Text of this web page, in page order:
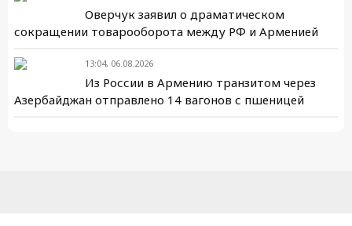
Оверчук заявил о драматическом
сокращении товарооборота между РФ и Арменией
13:04, 06.08.2026
Из России в Армению транзитом через
Азербайджан отправлено 14 вагонов с пшеницей